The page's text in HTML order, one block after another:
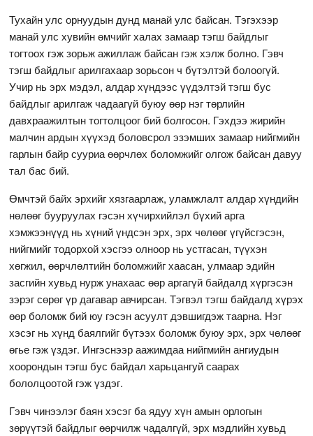
Тухайн улс орнуудын дунд манай улс байсан. Тэгэхээр
манай улс хувийн өмчийг халах замаар тэгш байдлыг
тогтоох гэж зорьж ажиллаж байсан гэж хэлж болно. Гэвч
тэгш байдлыг арилгахаар зорьсон ч бүтэлтэй болоогүй.
Учир нь эрх мэдэл, алдар хүндээс үүдэлтэй тэгш бус
байдлыг арилгаж чадаагүй буюу өөр нэг төрлийн
давхраажилтын тогтолцоог бий болгосон. Гэхдээ жирийн
малчин ардын хүүхэд боловсрол эзэмших замаар нийгмийн
гарлын байр сууриа өөрчлөх боломжийг олгож байсан давуу
тал бас бий.
Өмчтэй байх эрхийг хязгаарлаж, уламжлалт алдар хүндийн
нөлөөг бууруулах гэсэн хүчирхийлэл бүхий арга
хэмжээнүүд нь хүний үндсэн эрх, эрх чөлөөг үгүйсгэсэн,
нийгмийг тодорхой хэсгээ олноор нь устгасан, түүхэн
хөгжил, өөрчлөлтийн боломжийг хаасан, улмаар эдийн
засгийн хувьд нурж унахаас өөр аргагүй байдалд хүргэсэн
зэрэг сөрөг үр дагавар авчирсан. Тэгвэл тэгш байдалд хүрэх
өөр боломж бий юу гэсэн асуулт дэвшигдэж таарна. Нэг
хэсэг нь хүнд баялгийг бүтээх боломж буюу эрх, эрх чөлөөг
өгье гэж үздэг. Ингэснээр аажимдаа нийгмийн ангиудын
хоорондын тэгш бус байдал харьцангуй саарах
бололцоотой гэж үздэг.
Гэвч чинээлэг баян хэсэг ба ядуу хүн амын орлогын
зөрүүтэй байдлыг өөрчилж чадалгүй, эрх мэдлийн хувьд